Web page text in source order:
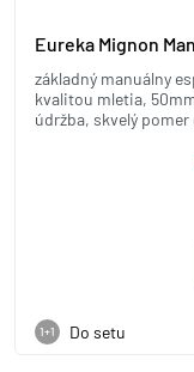
Eureka Mignon
základný manuálny
kvalitou mletia,
údržba, skvelý
1+1 Do setu